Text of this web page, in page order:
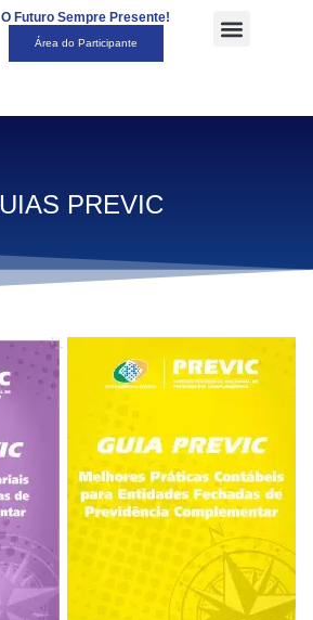
O Futuro Sempre Presente!
Área do Participante
PREVIC